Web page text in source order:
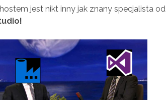
jest nikt inny jak znany specjalista od